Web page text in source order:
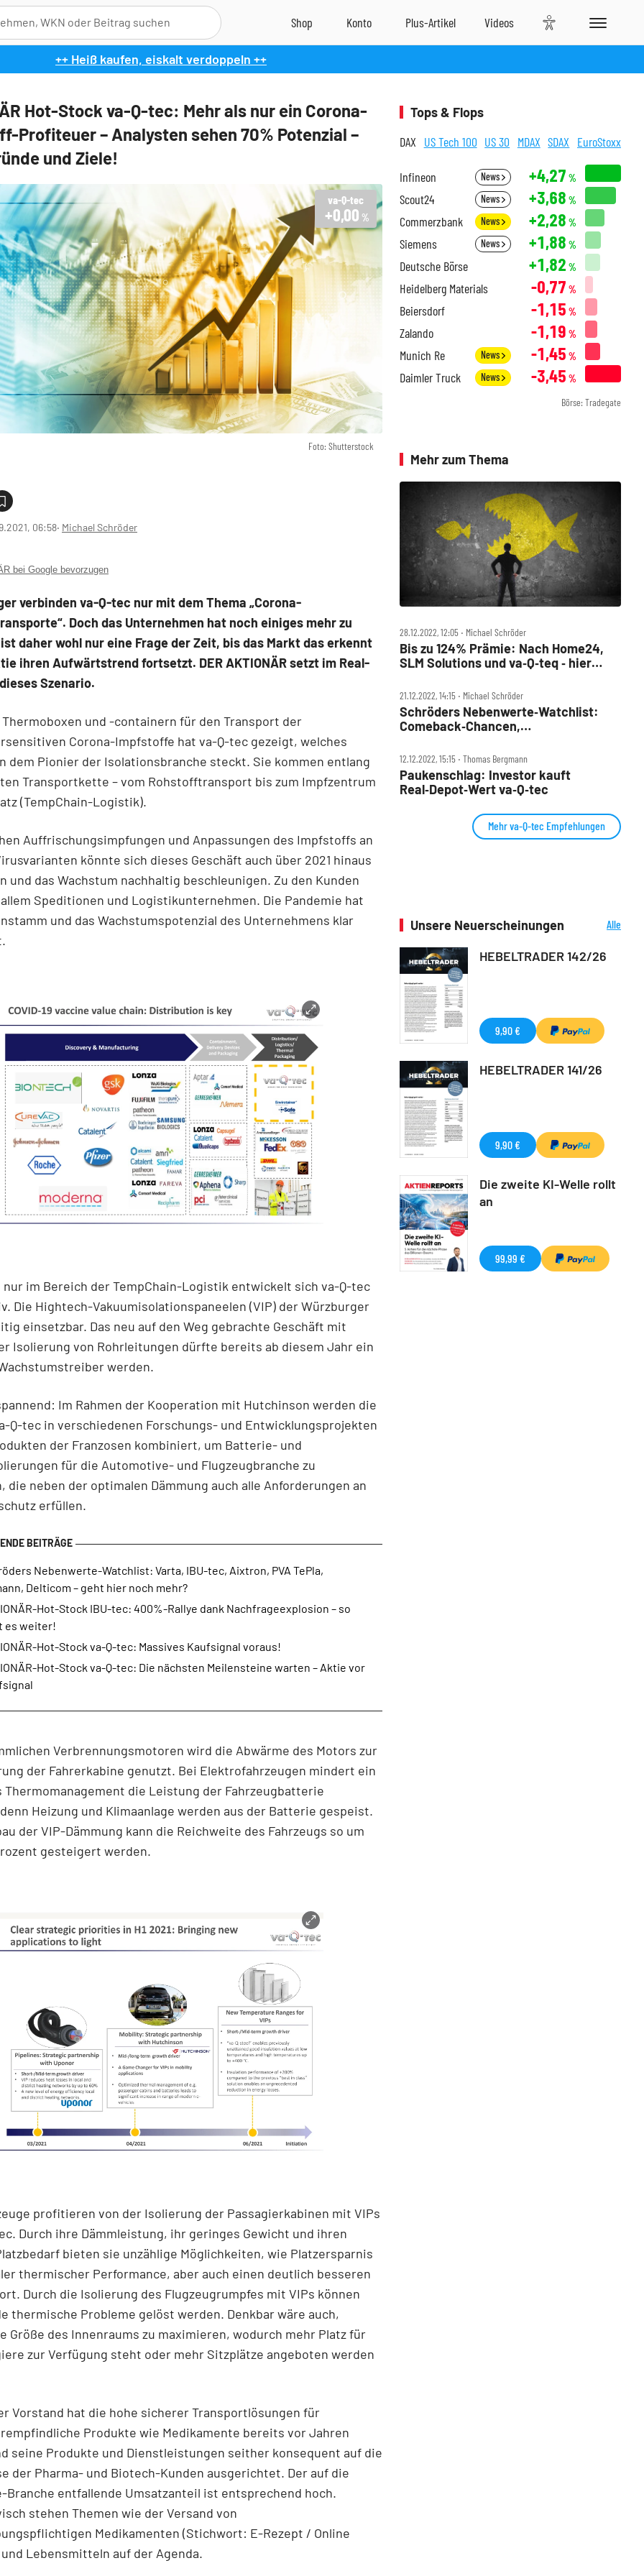
++ Heiß kaufen, eiskalt verdoppeln ++
Hot-Stock va-Q-tec: Mehr als nur ein Corona-
Profiteuer – Analysten sehen 70% Potenzial –
und Ziele!
Foto: Shutterstock
va-Q-tec
+0,00 %
06:58‧ Michael Schröder
bei Google bevorzugen
verbinden va-Q-tec nur mit dem Thema „Corona-
Doch das Unternehmen hat noch einiges mehr zu
daher wohl nur eine Frage der Zeit, bis das Markt das erkennt
ihren Aufwärtstrend fortsetzt. DER AKTIONÄR setzt im Real-
Szenario.
und -containern für den Transport der
Corona-Impfstoffe hat va-Q-tec gezeigt, welches
dem Pionier der Isolationsbranche steckt. Sie kommen entlang
Transportkette – vom Rohstofftransport bis zum Impfzentrum
(TempChain-Logistik).
Auffrischungsimpfungen und Anpassungen des Impfstoffs an
könnte sich dieses Geschäft auch über 2021 hinaus
und das Wachstum nachhaltig beschleunigen. Zu den Kunden
Speditionen und Logistikunternehmen. Die Pandemie hat
und das Wachstumspotenzial des Unternehmens klar
nur im Bereich der TempChain-Logistik entwickelt sich va-Q-tec
Die Hightech-Vakuumisolationspaneelen (VIP) der Würzburger
einsetzbar. Das neu auf den Weg gebrachte Geschäft mit
Isolierung von Rohrleitungen dürfte bereits ab diesem Jahr ein
werden.
Im Rahmen der Kooperation mit Hutchinson werden die
Q-tec in verschiedenen Forschungs- und Entwicklungsprojekten
der Franzosen kombiniert, um Batterie- und
für die Automotive- und Flugzeugbranche zu
die neben der optimalen Dämmung auch alle Anforderungen an
erfüllen.
Nebenwerte-Watchlist: Varta, IBU-tec, Aixtron, PVA TePla,
Delticom – geht hier noch mehr?
Hot-Stock IBU-tec: 400%-Rallye dank Nachfrageexplosion – so
es weiter!
Hot-Stock va-Q-tec: Massives Kaufsignal voraus!
Hot-Stock va-Q-tec: Die nächsten Meilensteine warten – Aktie vor
Verbrennungsmotoren wird die Abwärme des Motors zur
der Fahrerkabine genutzt. Bei Elektrofahrzeugen mindert ein
Thermomanagement die Leistung der Fahrzeugbatterie
Heizung und Klimaanlage werden aus der Batterie gespeist.
der VIP-Dämmung kann die Reichweite des Fahrzeugs so um
gesteigert werden.
profitieren von der Isolierung der Passagierkabinen mit VIPs
Durch ihre Dämmleistung, ihr geringes Gewicht und ihren
bieten sie unzählige Möglichkeiten, wie Platzersparnis
thermischer Performance, aber auch einen deutlich besseren
Durch die Isolierung des Flugzeugrumpfes mit VIPs können
thermische Probleme gelöst werden. Denkbar wäre auch,
Größe des Innenraums zu maximieren, wodurch mehr Platz für
zur Verfügung steht oder mehr Sitzplätze angeboten werden
Vorstand hat die hohe sicherer Transportlösungen für
Produkte wie Medikamente bereits vor Jahren
seine Produkte und Dienstleistungen seither konsequent auf die
der Pharma- und Biotech-Kunden ausgerichtet. Der auf die
Branche entfallende Umsatzanteil ist entsprechend hoch.
stehen Themen wie der Versand von
Medikamenten (Stichwort: E-Rezept / Online
Lebensmitteln auf der Agenda.
Tops & Flops
DAX US Tech 100 US 30 MDAX SDAX EuroStoxx
Infineon News +4,27 %
Scout24 News +3,68 %
Commerzbank News +2,28 %
Siemens News +1,88 %
Deutsche Börse +1,82 %
Heidelberg Materials -0,77 %
Beiersdorf -1,15 %
Zalando -1,19 %
Munich Re News -1,45 %
Daimler Truck News -3,45 %
Börse: Tradegate
Mehr zum Thema
28.12.2022, 12:05 ‧ Michael Schröder
Bis zu 124% Prämie: Nach Home24,
SLM Solutions und va‑Q‑teq ‑ hier
Übernahmekandidaten!
21.12.2022, 14:15 ‧ Michael Schröder
Schröders Nebenwerte‑Watchlist:
Comeback‑Chancen,
mehr – das bringt 2023!
12.12.2022, 15:15 ‧ Thomas Bergmann
Paukenschlag: Investor kauft
Real‑Depot‑Wert va‑Q‑tec
Mehr va-Q-tec Empfehlungen
Unsere Neuerscheinungen
Alle
HEBELTRADER 142/26
9,90 €
HEBELTRADER 141/26
9,90 €
Die zweite KI-Welle rollt
an
99,99 €